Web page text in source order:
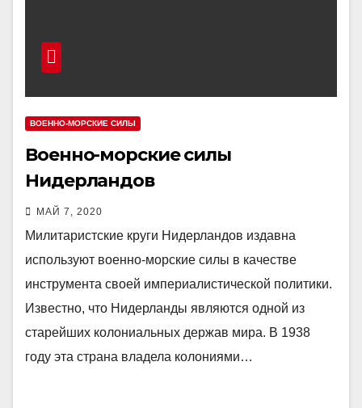
ВОЕННО-МОРСКИЕ СИЛЫ
Военно-морские силы
Нидерландов
МАЙ 7, 2020
Милитаристские круги Нидерландов издавна
используют военно-морские силы в качестве
инструмента своей империалистической политики.
Известно, что Нидерланды являются одной из
старейших колониальных держав мира. В 1938
году эта страна владела колониями…